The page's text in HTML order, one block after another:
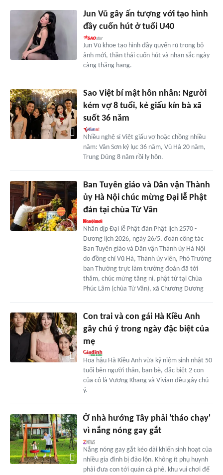
Jun Vũ gây ấn tượng với tạo hình
đầy cuốn hút ở tuổi U40
Jun Vũ khoe tạo hình đầy quyến rũ trong bộ
ảnh mới, thần thái cuốn hút và nhan sắc ngày
càng thăng hạng.
Sao Việt bí mật hôn nhân: Người
kém vợ 8 tuổi, kẻ giấu kín bà xã
suốt 36 năm
Nhiều nghệ sĩ Việt giấu vợ hoặc chồng nhiều
năm: Vân Sơn kỷ lục 36 năm, Vũ Hà 20 năm,
Trung Dũng 8 năm rồi ly hôn.
Ban Tuyên giáo và Dân vận Thành
ủy Hà Nội chúc mừng Đại lễ Phật
đản tại chùa Từ Vân
Nhân dịp Đại lễ Phật đản Phật lịch 2570 -
Dương lịch 2026, ngày 26/5, đoàn công tác
Ban Tuyên giáo và Dân vận Thành ủy Hà Nội
do đồng chí Vũ Hà, Thành ủy viên, Phó Trưởng
ban Thường trực làm trưởng đoàn đã tới
thăm, chúc mừng tăng ni, phật tử tại Chùa
Phúc Lâm (chùa Từ Vân), xã Chương Dương
Con trai và con gái Hà Kiều Anh
gây chú ý trong ngày đặc biệt của
mẹ
Hoa hậu Hà Kiều Anh vừa kỷ niệm sinh nhật 50
tuổi bên người thân, bạn bè, đặc biệt 2 con
của cô là Vương Khang và Vivian đều gây chú
ý.
Ở nhà hướng Tây phải 'tháo chạy'
vì nắng nóng gay gắt
Nắng nóng gay gắt kéo dài khiến sinh hoạt của
nhiều gia đình bị đảo lộn. Không ít phụ huynh
phải đưa con tới quán cà phê, khu vui chơi để